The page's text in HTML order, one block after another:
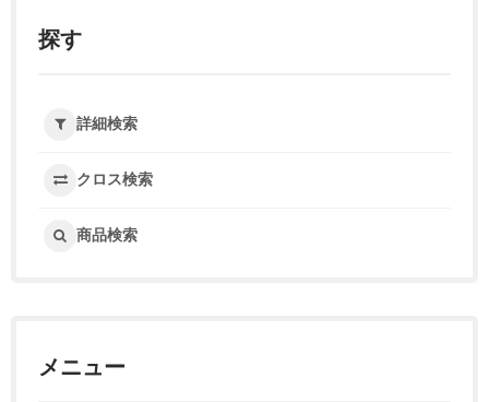
探す
詳細検索
クロス検索
商品検索
メニュー